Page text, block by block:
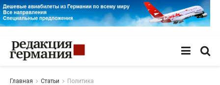
Главная Статьи Политика